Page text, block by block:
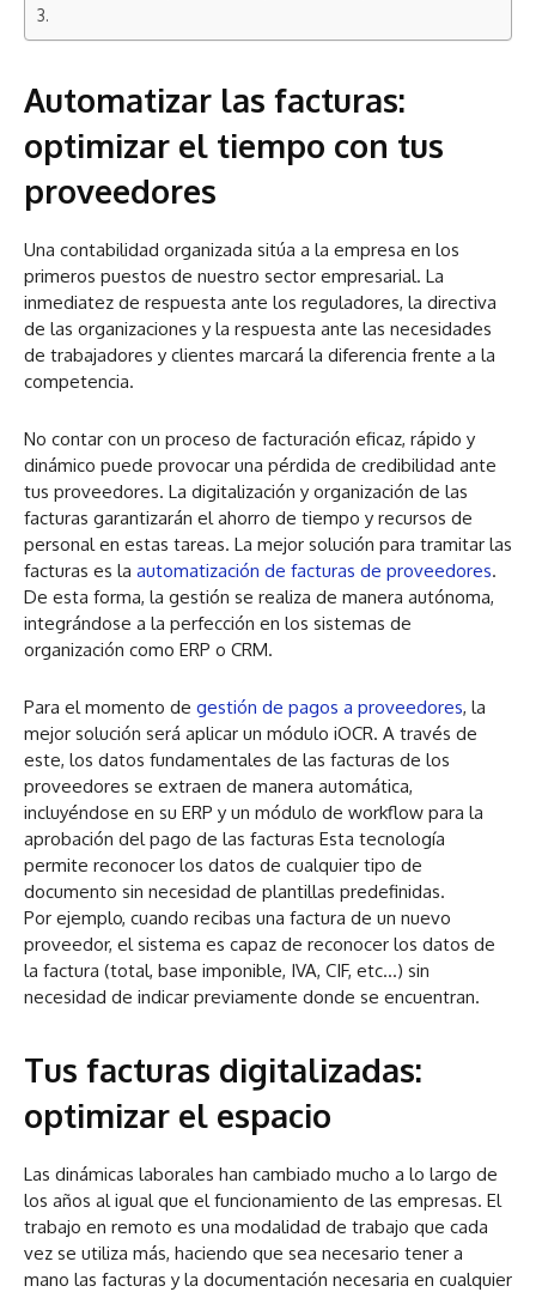
Automatizar las facturas:
optimizar el tiempo con tus
proveedores
Una contabilidad organizada sitúa a la empresa en los
primeros puestos de nuestro sector empresarial. La
inmediatez de respuesta ante los reguladores, la directiva
de las organizaciones y la respuesta ante las necesidades
de trabajadores y clientes marcará la diferencia frente a la
competencia.
No contar con un proceso de facturación eficaz, rápido y
dinámico puede provocar una pérdida de credibilidad ante
tus proveedores. La digitalización y organización de las
facturas garantizarán el ahorro de tiempo y recursos de
personal en estas tareas. La mejor solución para tramitar las
facturas es la automatización de facturas de proveedores.
De esta forma, la gestión se realiza de manera autónoma,
integrándose a la perfección en los sistemas de
organización como ERP o CRM.
Para el momento de gestión de pagos a proveedores, la
mejor solución será aplicar un módulo iOCR. A través de
este, los datos fundamentales de las facturas de los
proveedores se extraen de manera automática,
incluyéndose en su ERP y un módulo de workflow para la
aprobación del pago de las facturas Esta tecnología
permite reconocer los datos de cualquier tipo de
documento sin necesidad de plantillas predefinidas.
Por ejemplo, cuando recibas una factura de un nuevo
proveedor, el sistema es capaz de reconocer los datos de
la factura (total, base imponible, IVA, CIF, etc…) sin
necesidad de indicar previamente donde se encuentran.
Tus facturas digitalizadas:
optimizar el espacio
Las dinámicas laborales han cambiado mucho a lo largo de
los años al igual que el funcionamiento de las empresas. El
trabajo en remoto es una modalidad de trabajo que cada
vez se utiliza más, haciendo que sea necesario tener a
mano las facturas y la documentación necesaria en cualquier